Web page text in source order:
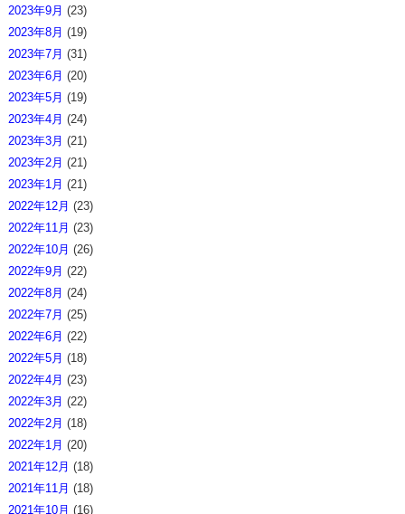
2023年9月 (23)
2023年8月 (19)
2023年7月 (31)
2023年6月 (20)
2023年5月 (19)
2023年4月 (24)
2023年3月 (21)
2023年2月 (21)
2023年1月 (21)
2022年12月 (23)
2022年11月 (23)
2022年10月 (26)
2022年9月 (22)
2022年8月 (24)
2022年7月 (25)
2022年6月 (22)
2022年5月 (18)
2022年4月 (23)
2022年3月 (22)
2022年2月 (18)
2022年1月 (20)
2021年12月 (18)
2021年11月 (18)
2021年10月 (16)